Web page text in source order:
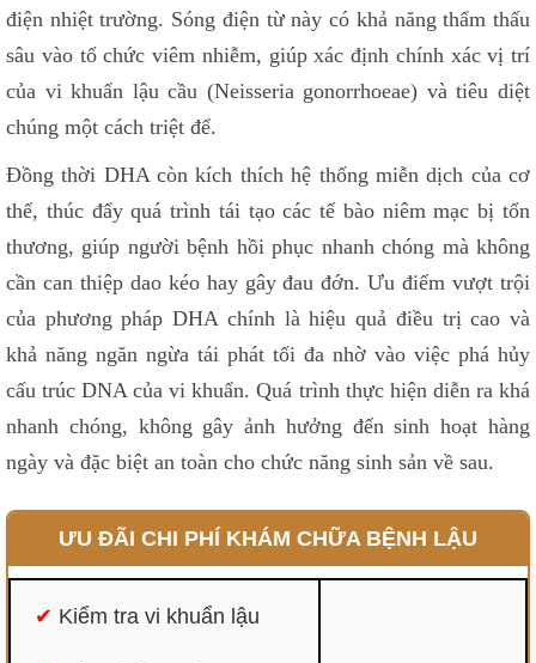
điện nhiệt trường. Sóng điện từ này có khả năng thẩm thấu
sâu vào tổ chức viêm nhiễm, giúp xác định chính xác vị trí
của vi khuẩn lậu cầu (Neisseria gonorrhoeae) và tiêu diệt
chúng một cách triệt để.
Đồng thời DHA còn kích thích hệ thống miễn dịch của cơ
thể, thúc đẩy quá trình tái tạo các tế bào niêm mạc bị tổn
thương, giúp người bệnh hồi phục nhanh chóng mà không
cần can thiệp dao kéo hay gây đau đớn. Ưu điểm vượt trội
của phương pháp DHA chính là hiệu quả điều trị cao và
khả năng ngăn ngừa tái phát tối đa nhờ vào việc phá hủy
cấu trúc DNA của vi khuẩn. Quá trình thực hiện diễn ra khá
nhanh chóng, không gây ảnh hưởng đến sinh hoạt hàng
ngày và đặc biệt an toàn cho chức năng sinh sản về sau.
ƯU ĐÃI CHI PHÍ KHÁM CHỮA BỆNH LẬU
✔ Kiểm tra vi khuẩn lậu